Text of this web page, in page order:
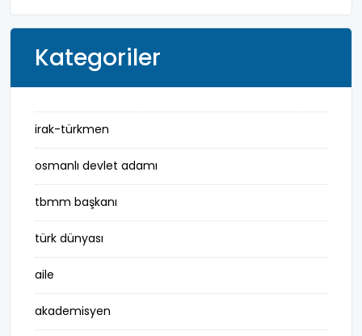
Kategoriler
irak-türkmen
osmanlı devlet adamı
tbmm başkanı
türk dünyası
aile
akademisyen